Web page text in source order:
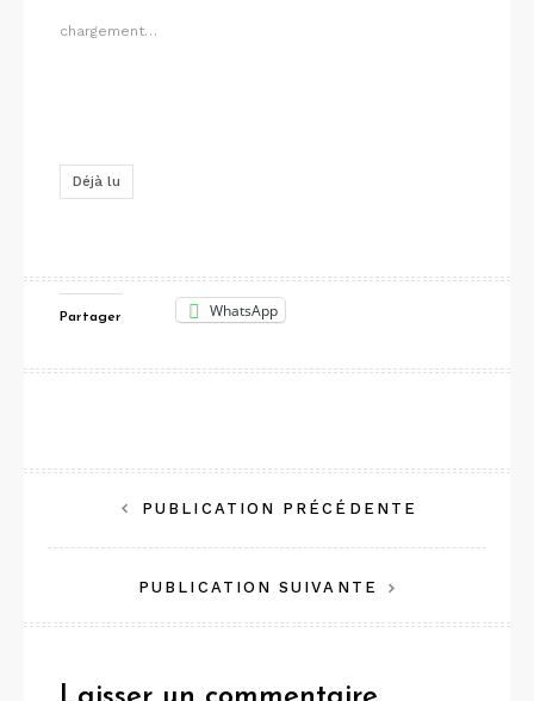
chargement…
Déjà lu
Partager WhatsApp
Navigation
de
l’article
PUBLICATION PRÉCÉDENTE
PUBLICATION SUIVANTE